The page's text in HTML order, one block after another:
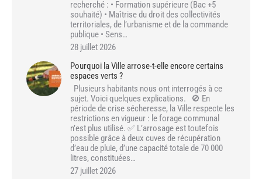
recherché : • Formation supérieure (Bac +5
souhaité) • Maîtrise du droit des collectivités
territoriales, de l’urbanisme et de la commande
publique • Sens…
28 juillet 2026
Pourquoi la Ville arrose-t-elle encore certains
espaces verts ?
Plusieurs habitants nous ont interrogés à ce
sujet. Voici quelques explications. 🚫 En
période de crise sécheresse, la Ville respecte les
restrictions en vigueur : le forage communal
n’est plus utilisé. ✅ L’arrosage est toutefois
possible grâce à deux cuves de récupération
d’eau de pluie, d’une capacité totale de 70 000
litres, constituées…
27 juillet 2026